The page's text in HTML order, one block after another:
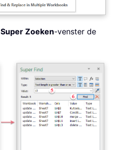
Super Zoeken-venster de